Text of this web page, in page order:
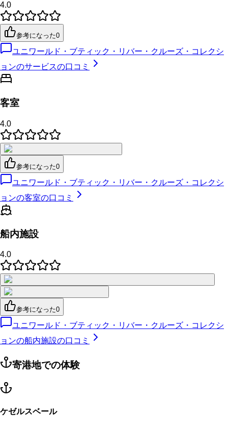
4.0
参考になった0
ユニワールド・ブティック・リバー・クルーズ・コレクシ
ョンのサービスの口コミ
客室
4.0
参考になった0
ユニワールド・ブティック・リバー・クルーズ・コレクシ
ョンの客室の口コミ
船内施設
4.0
参考になった0
ユニワールド・ブティック・リバー・クルーズ・コレクシ
ョンの船内施設の口コミ
寄港地での体験
ケゼルスベール